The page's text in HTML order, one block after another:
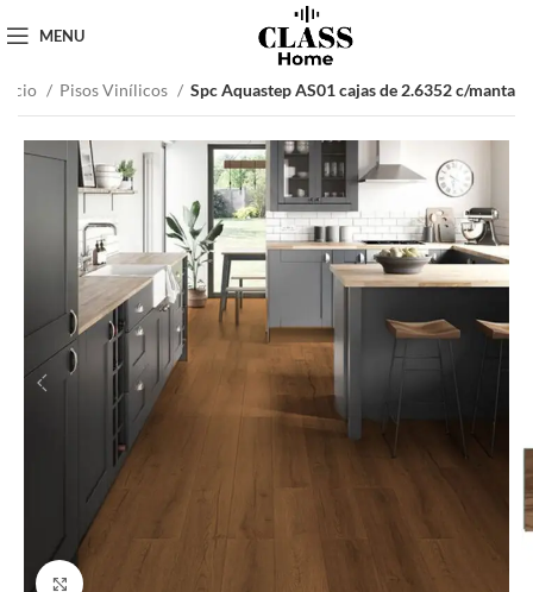
MENU
Pisos Vinílicos Spc Aquastep AS01 cajas de 2.6352 c/manta